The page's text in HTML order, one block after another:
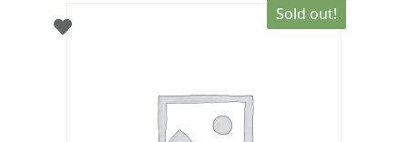
Sold out!